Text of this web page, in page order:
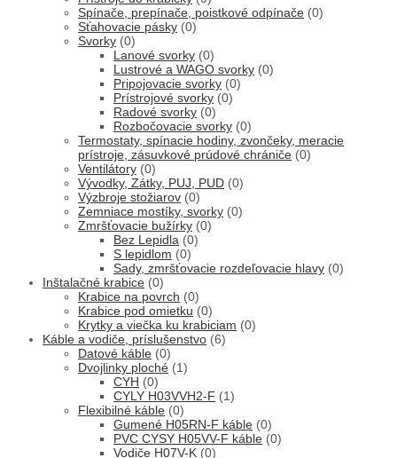
Spínače, prepínače, poistkové odpínače (0)
Sťahovacie pásky (0)
Svorky (0)
Lanové svorky (0)
Lustrové a WAGO svorky (0)
Pripojovacie svorky (0)
Prístrojové svorky (0)
Radové svorky (0)
Rozbočovacie svorky (0)
Termostaty, spínacie hodiny, zvončeky, meracie
prístroje, zásuvkové prúdové chrániče (0)
Ventilátory (0)
Vývodky, Zátky, PUJ, PUD (0)
Výzbroje stožiarov (0)
Zemniace mostíky, svorky (0)
Zmršťovacie bužírky (0)
Bez Lepidla (0)
S lepidlom (0)
Sady, zmršťovacie rozdeľovacie hlavy (0)
Inštalačné krabice (0)
Krabice na povrch (0)
Krabice pod omietku (0)
Krytky a viečka ku krabiciam (0)
Káble a vodiče, príslušenstvo (6)
Datové káble (0)
Dvojlinky ploché (1)
CYH (0)
CYLY H03VVH2-F (1)
Flexibilné káble (0)
Gumené H05RN-F káble (0)
PVC CYSY H05VV-F káble (0)
Vodiče H07V-K (0)